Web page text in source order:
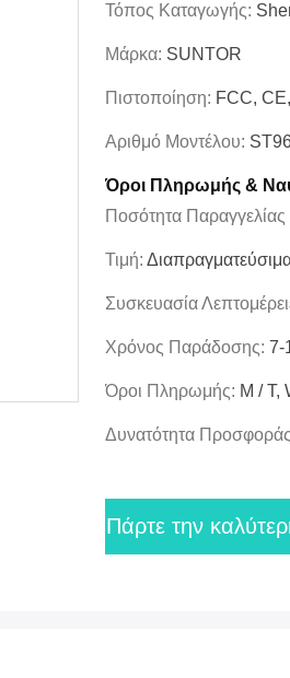
Τόπος Καταγωγής:
Μάρκα: SUNTOR
Πιστοποίηση: FCC,
Αριθμό Μοντέλου:
Όροι Πληρωμής &
Ποσότητα Παραγγελίας
Τιμή:
Συσκευασία
Χρόνος Παράδοσης: 7-
Όροι Πληρωμής: Μ / Τ,
Δυνατότητα
Πάρτε την